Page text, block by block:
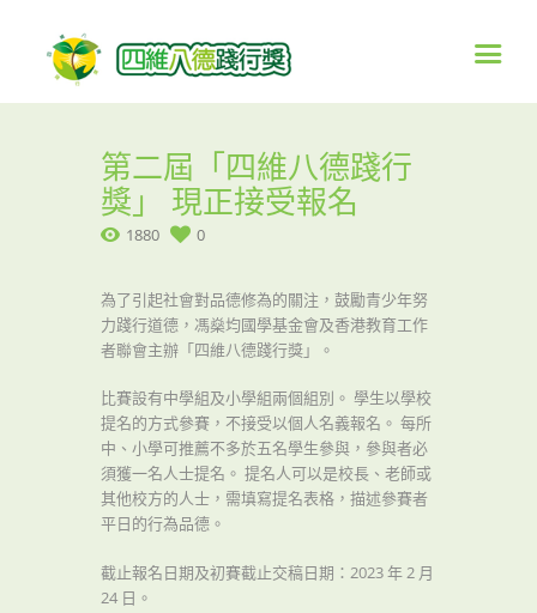
第二屆「四維八德踐行
獎」 現正接受報名
1880 0
為了引起社會對品德修為的關注，鼓勵青少年努
力踐行道德，馮燊均國學基金會及香港教育工作
者聯會主辦「四維八德踐行獎」。
比賽設有中學組及小學組兩個組別。 學生以學校
提名的方式參賽，不接受以個人名義報名。 每所
中、小學可推薦不多於五名學生參與，參與者必
須獲一名人士提名。 提名人可以是校長、老師或
其他校方的人士，需填寫提名表格，描述參賽者
平日的行為品德。
截止報名日期及初賽截止交稿日期：2023 年 2 月
24 日。